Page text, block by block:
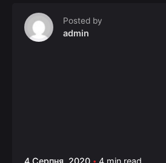
Posted by
admin
4 Серпня, 2020 4 min read